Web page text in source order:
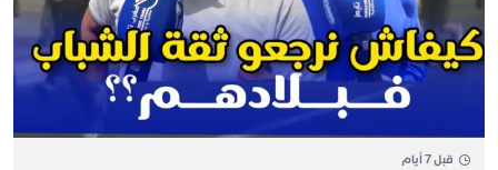
قبل 7 أيام